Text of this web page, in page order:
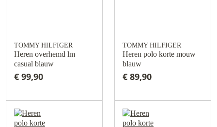
TOMMY HILFIGER
Heren overhemd lm
casual blauw
€ 99,90
TOMMY HILFIGER
Heren polo korte mouw
blauw
€ 89,90